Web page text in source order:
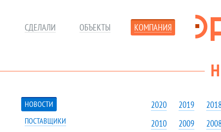
СДЕЛАЛИ ОБЪЕКТЫ КОМПАНИЯ
НОВОСТИ
ПОСТАВЩИКИ
2020 2019
2010
2009